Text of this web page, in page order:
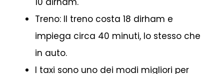
Treno: Il treno costa 18 dirham e
impiega circa 40 minuti, lo stesso che
in auto.
I taxi sono uno dei modi migliori per